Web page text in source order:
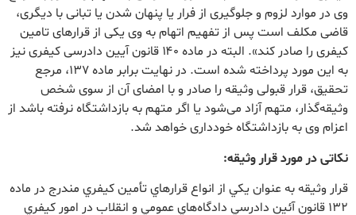
وی در موارد لزوم و جلوگیری از فرار یا پنهان شدن یا تبانی با دیگری،
قاضی مکلف است پس از تفهیم اتهام به وی یکی از قرارهای تامین
کیفری را صادر کند». البته در ماده ۱۴۰ قانون آیین دادرسی کیفری نیز
به این مورد پرداخته شده است. در نهایت برابر ماده 137، مرجع
تحقیق، قرار قبولی وثیقه را صادر و با امضای آن از سوی شخص
وثیقه‌گذار، متهم آزاد می‌شود یا اگر متهم به بازداشتگاه نرفته باشد از
اعزام وی به بازداشتگاه خودداری خواهد شد.
نکاتی در مورد قرار وثیقه:
قرار وثيقه به عنوان يكي از انواع قرارهاي تأمين كيفري مندرج در ماده
132 قانون آئين دادرسي دادگاه‌هاي عمومي و انقلاب در امور كيفري